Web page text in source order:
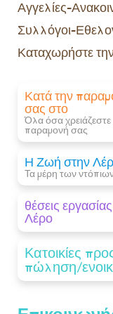
Αγγελίες-
Συλλόγοι-
Καταχωρήστε
Κατά την
σας στο
Όλα όσα χρειάζεστε
παραμονή σας​
Η Ζωή στην
Τα μέρη των
θέσεις
Λέρο
Κατοικίες
πώληση/